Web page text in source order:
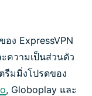
อง ExpressVPN
ความเป็นส่วนตัว
รีมมิ่งโปรดของ
, Globoplay และ